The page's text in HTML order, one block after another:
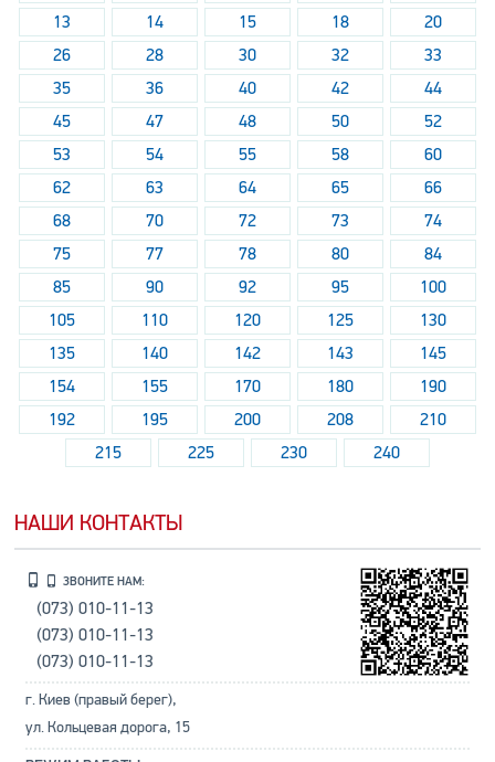
13 14 15 18
20
26
28 30 32
33
35
36 40 42
44
45
47 48 50
52
53
54 55 58
60
62
63 64 65
66
68
70 72 73
74
75
77 78 80
84
85
90 92 95
100
105
110 120 125
130
135
140 142 143
145
154
155 170 180
190
192
195 200 208
210
215
225 230 240
НАШИ КОНТАКТЫ
ЗВОНИТЕ НАМ:
(073) 010-11-13
(073) 010-11-13
(073) 010-11-13
г. Киев (правый берег),
ул. Кольцевая дорога, 15